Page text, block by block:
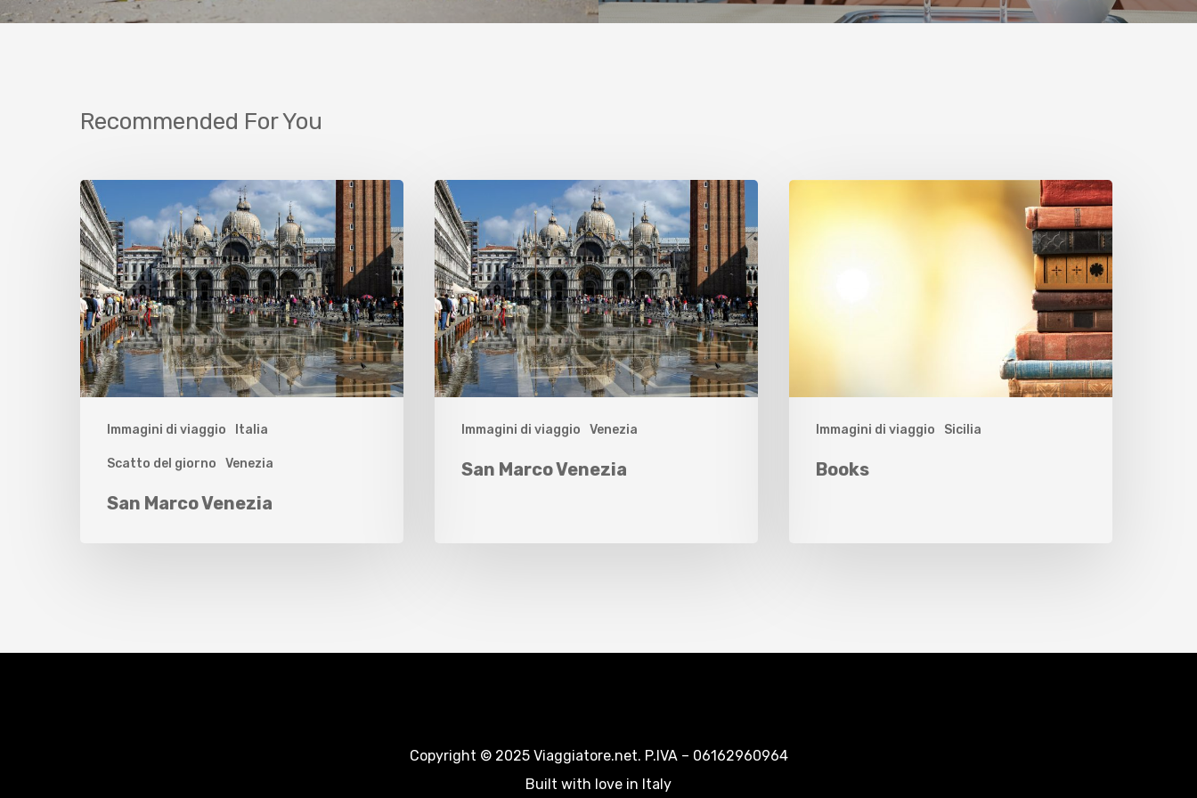
Recommended For You
Immagini di viaggio Italia
Scatto del giorno Venezia
San Marco Venezia
Immagini di viaggio Venezia
San Marco Venezia
Immagini di viaggio Sicilia
Books
Copyright © 2025 Viaggiatore.net. P.IVA – 06162960964
Built with love in Italy